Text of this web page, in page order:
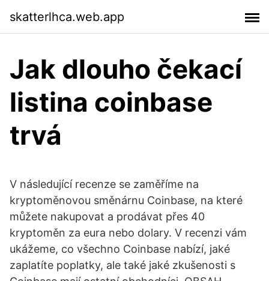
skatterlhca.web.app
Jak dlouho čekací
listina coinbase
trvá
V následující recenze se zaměříme na
kryptoměnovou směnárnu Coinbase, na které
můžete nakupovat a prodávat přes 40
kryptoměn za eura nebo dolary. V recenzi vám
ukážeme, co všechno Coinbase nabízí, jaké
zaplatíte poplatky, ale také jaké zkušenosti s